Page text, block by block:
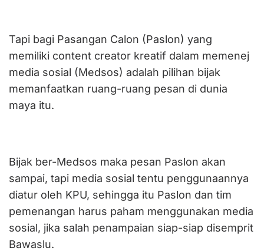
Tapi bagi Pasangan Calon (Paslon) yang
memiliki content creator kreatif dalam memenej
media sosial (Medsos) adalah pilihan bijak
memanfaatkan ruang-ruang pesan di dunia
maya itu.
Bijak ber-Medsos maka pesan Paslon akan
sampai, tapi media sosial tentu penggunaannya
diatur oleh KPU, sehingga itu Paslon dan tim
pemenangan harus paham menggunakan media
sosial, jika salah penampaian siap-siap disemprit
Bawaslu.